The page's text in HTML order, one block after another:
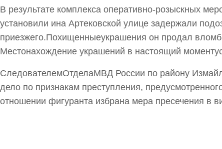
В результате комплекса оперативно-розыскных
установили ина Артековской улице задержали
приезжего.Похищенныеукрашения он продал
Местонахождение украшений в настоящий
СледователемОтделаМВД России по району
дело по признакам преступления,
отношении фигуранта избрана мера пресечения в